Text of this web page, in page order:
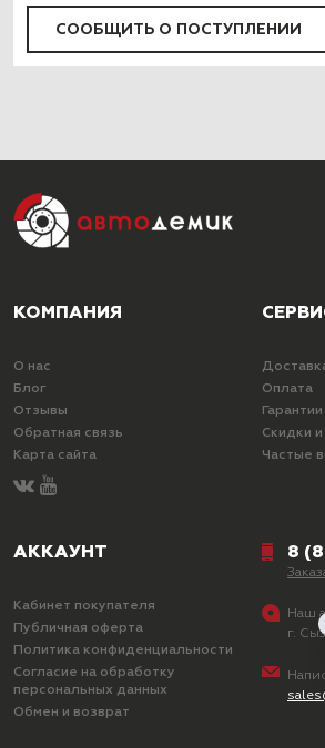
СООБЩИТЬ О ПОСТУПЛЕНИИ
КОМПАНИЯ
О нас
Блог
Отзывы
Обратная связь
Карта сайта
Оплата
Гарантии
Скидки и
Частые
АККАУНТ
Кабинет покупателя
Публичная оферта
Политика конфиденциальности
Согласие на обработку
персональных данных
Обмен и возврат
8
Наш
г.